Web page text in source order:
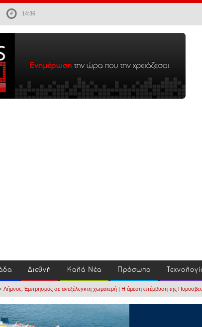
14:36
Διεθνή Καλά Νέα Πρόσωπα
Λήμνος: Εμπρησμός σε ανεξέλεγκτη χωματερή | Η άμεση επέμβαση της